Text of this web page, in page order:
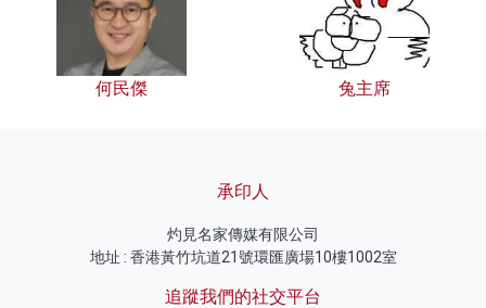
何民傑 兔主席
承印人
灼見名家傳媒有限公司
地址 : 香港黃竹坑道21號環匯廣場10樓1002室
追蹤我們的社交平台